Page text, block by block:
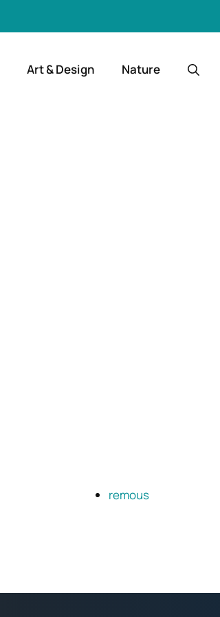
Art & Design Nature
remous